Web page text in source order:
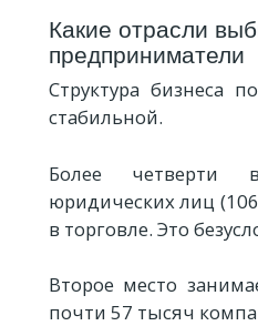
Какие отрасли
предприниматели
Структура бизнеса
стабильной.
Более четверти
юридических лиц
в торговле. Это
Второе место
почти 57 тысяч